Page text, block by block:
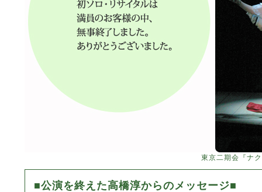
東京二期会『ナ
■公演を終えた高橋淳からのメッセージ■